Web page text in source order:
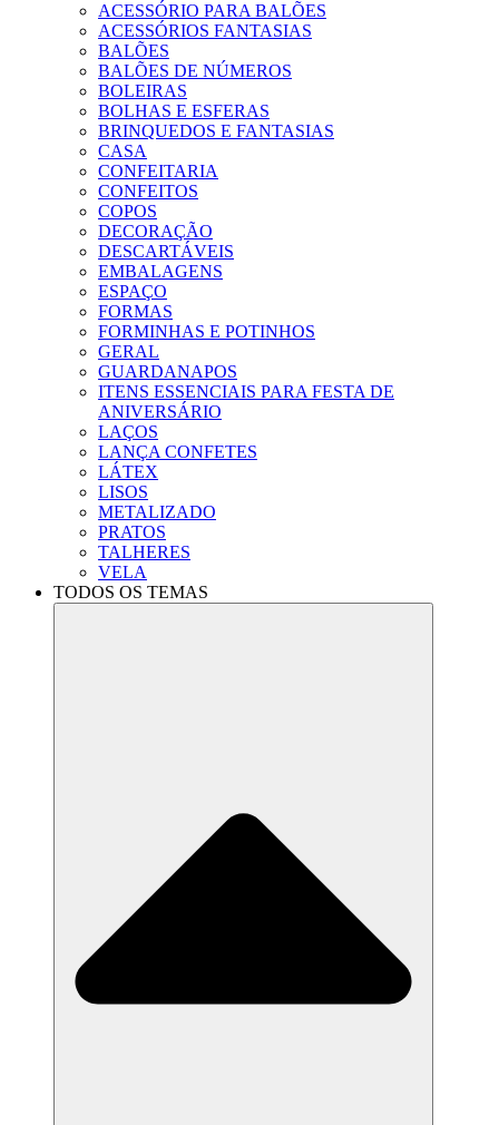
ACESSÓRIO PARA BALÕES
ACESSÓRIOS FANTASIAS
BALÕES
BALÕES DE NÚMEROS
BOLEIRAS
BOLHAS E ESFERAS
BRINQUEDOS E FANTASIAS
CASA
CONFEITARIA
CONFEITOS
COPOS
DECORAÇÃO
DESCARTÁVEIS
EMBALAGENS
ESPAÇO
FORMAS
FORMINHAS E POTINHOS
GERAL
GUARDANAPOS
ITENS ESSENCIAIS PARA FESTA DE
ANIVERSÁRIO
LAÇOS
LANÇA CONFETES
LÁTEX
LISOS
METALIZADO
PRATOS
TALHERES
VELA
TODOS OS TEMAS